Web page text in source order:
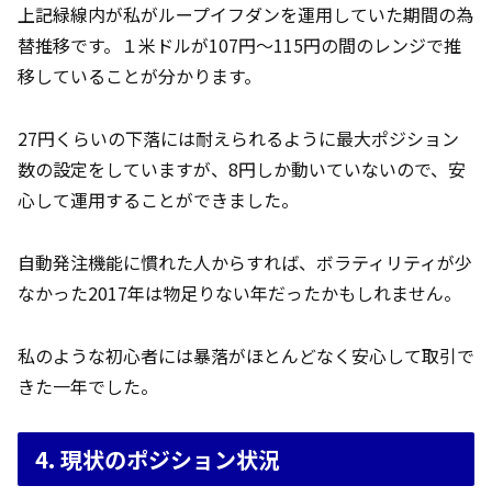
上記緑線内が私がループイフダンを運用していた期間の為
替推移です。１米ドルが107円～115円の間のレンジで推
移していることが分かります。
27円くらいの下落には耐えられるように最大ポジション
数の設定をしていますが、8円しか動いていないので、安
心して運用することができました。
自動発注機能に慣れた人からすれば、ボラティリティが少
なかった2017年は物足りない年だったかもしれません。
私のような初心者には暴落がほとんどなく安心して取引で
きた一年でした。
4. 現状のポジション状況